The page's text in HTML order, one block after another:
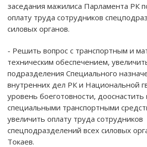
заседания мажилиса Парламента РК
оплату труда сотрудников
силовых органов.
- Решить вопрос с транспортным и
техническим обеспечением,
подразделения Специального
внутренних дел РК и Национальной
уровень боеготовности,
специальными транспортными
увеличить оплату труда сотрудников
спецподразделений всех силовых
Токаев.